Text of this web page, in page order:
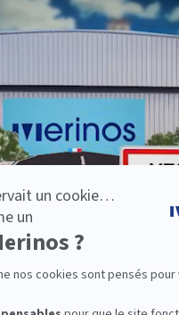
Française
en 3x ou 4x sans frais